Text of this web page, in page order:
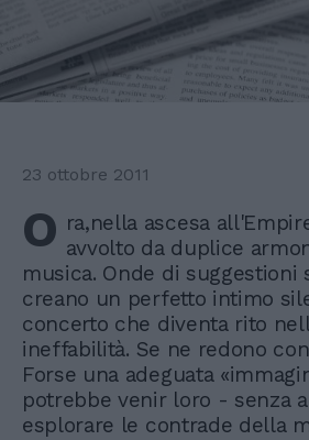
23 ottobre 2011
O ra,nella ascesa
avvolto da duplice
musica. Onde di suggestioni
creano un perfetto intimo
concerto che diventa rito
ineffabilità. Se ne redono
Forse una adeguata
potrebbe venir loro - senza
esplorare le contrade della